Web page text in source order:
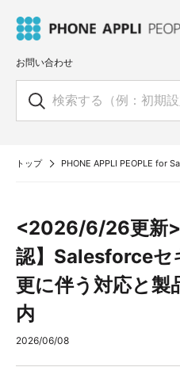
お問い合わせ
トップ PHONE APPLI PEOPLE for
<2026/6/26更新>
認】Salesforceセ
更に伴う対応と製
内
2026/06/08